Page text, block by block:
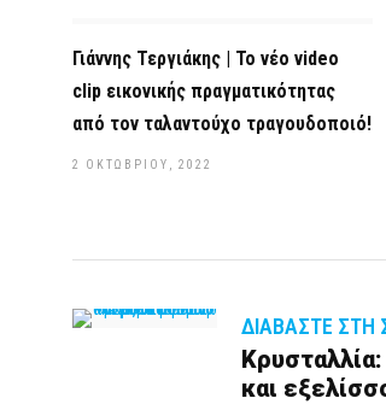
Γιάννης Τεργιάκης | Το νέο video
clip εικονικής πραγματικότητας
από τον ταλαντούχο τραγουδοποιό!
2 ΟΚΤΩΒΡΊΟΥ, 2022
ΔΙΑΒΆΣΤΕ ΣΤΗ
και